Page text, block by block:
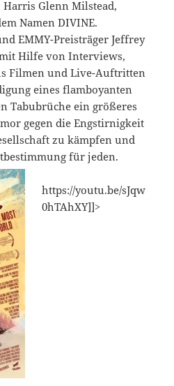
Glenn Milstead,
Namen DIVINE.
EMMY-Preisträger Jeffrey
Hilfe von Interviews,
Filmen und Live-Auftritten
eines flamboyanten
Tabubrüche ein größeres
gegen die Engstirnigkeit
zu kämpfen und
für jeden.
https://youtu.be/sJqw
0hTAhXY]]>